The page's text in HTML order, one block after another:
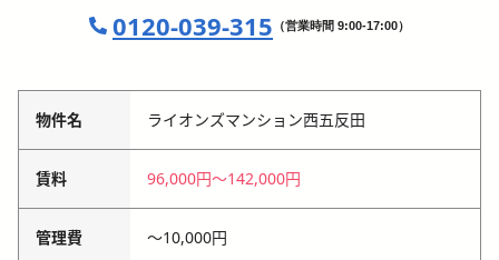
0120-039-315 （営業時間 9:00-17:00）
物件名 ライオンズマンション西五反田
賃料 96,000円〜142,000円
管理費 〜10,000円